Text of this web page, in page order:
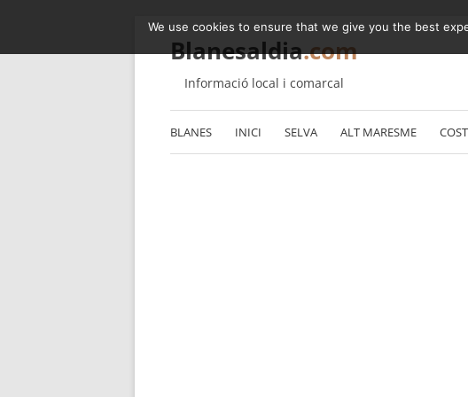
Blanesaldia.com
Informació local i comarcal
BLANES INICI SELVA ALT MARESME
We use cookies to ensure that we give you the best